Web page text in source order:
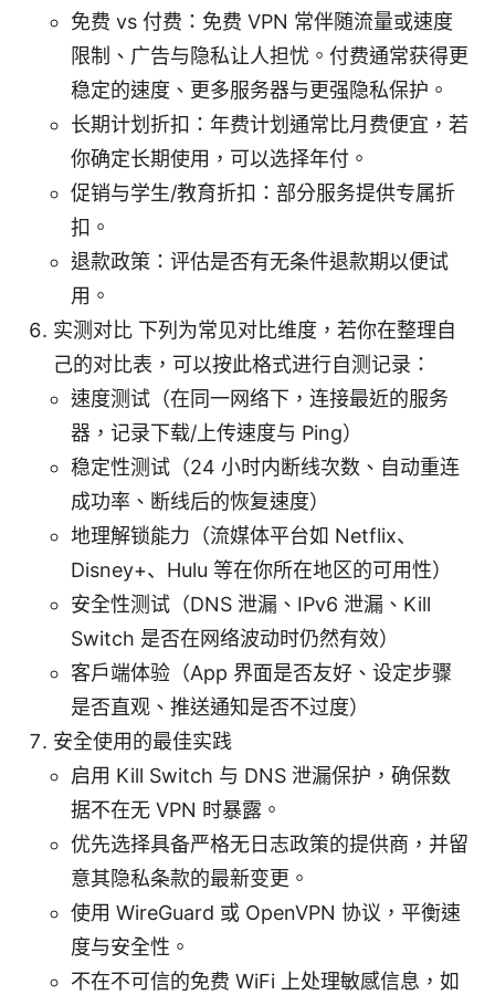
免费 vs 付费：免费 VPN 常伴随流量或速度
限制、广告与隐私让人担忧。付费通常获得更
稳定的速度、更多服务器与更强隐私保护。
长期计划折扣：年费计划通常比月费便宜，若
你确定长期使用，可以选择年付。
促销与学生/教育折扣：部分服务提供专属折
扣。
退款政策：评估是否有无条件退款期以便试
用。
实测对比 下列为常见对比维度，若你在整理自
己的对比表，可以按此格式进行自测记录：
速度测试（在同一网络下，连接最近的服务
器，记录下载/上传速度与 Ping）
稳定性测试（24 小时内断线次数、自动重连
成功率、断线后的恢复速度）
地理解锁能力（流媒体平台如 Netflix、
Disney+、Hulu 等在你所在地区的可用性）
安全性测试（DNS 泄漏、IPv6 泄漏、Kill
Switch 是否在网络波动时仍然有效）
客户端体验（App 界面是否友好、设定步骤
是否直观、推送通知是否不过度）
安全使用的最佳实践
启用 Kill Switch 与 DNS 泄漏保护，确保数
据不在无 VPN 时暴露。
优先选择具备严格无日志政策的提供商，并留
意其隐私条款的最新变更。
使用 WireGuard 或 OpenVPN 协议，平衡速
度与安全性。
不在不可信的免费 WiFi 上处理敏感信息，如